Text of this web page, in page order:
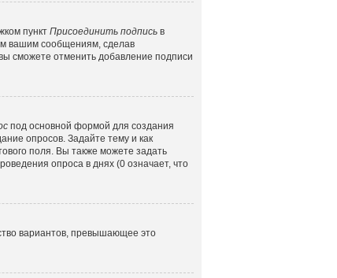
пункт Присоединить подпись в
вашим сообщениям, сделав
сможете отменить добавление подписи
под основной формой для создания
опросов. Задайте тему и как
поля. Вы также можете задать
опроса в днях (0 означает, что
вариантов, превышающее это